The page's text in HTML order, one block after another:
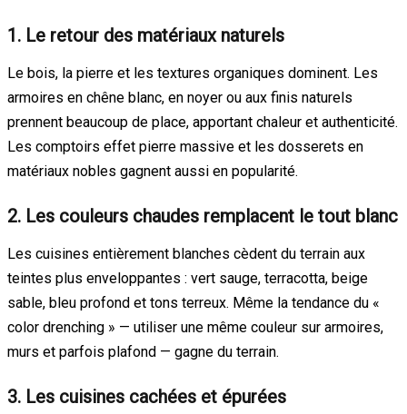
1. Le retour des matériaux naturels
Le bois, la pierre et les textures organiques dominent. Les
armoires en chêne blanc, en noyer ou aux finis naturels
prennent beaucoup de place, apportant chaleur et authenticité.
Les comptoirs effet pierre massive et les dosserets en
matériaux nobles gagnent aussi en popularité.
2. Les couleurs chaudes remplacent le tout blanc
Les cuisines entièrement blanches cèdent du terrain aux
teintes plus enveloppantes : vert sauge, terracotta, beige
sable, bleu profond et tons terreux. Même la tendance du «
color drenching » — utiliser une même couleur sur armoires,
murs et parfois plafond — gagne du terrain.
3. Les cuisines cachées et épurées